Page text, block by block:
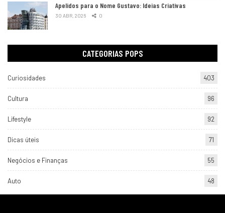
Apelidos para o Nome Gustavo: Ideias Criativas
30 ABR, 2026 0
CATEGORIAS POPS
Curiosidades 403
Cultura 96
Lifestyle 92
Dicas úteis 71
Negócios e Finanças 55
Auto 48